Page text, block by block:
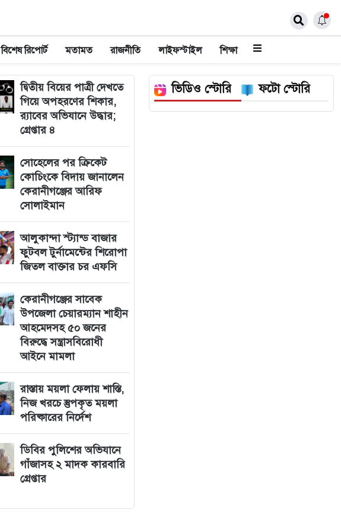
বিশেষ রিপোর্ট মতামত রাজনীতি লাইফস্টাইল শিক্ষা
দ্বিতীয় বিয়ের পাত্রী দেখতে
গিয়ে অপহরণের শিকার,
র‍্যাবের অভিযানে উদ্ধার;
গ্রেপ্তার ৪
সোহেলের পর ক্রিকেট
কোচিংকে বিদায় জানালেন
কেরানীগঞ্জের আরিফ
সোলাইমান
আলুকান্দা স্ট্যান্ড বাজার
ফুটবল টুর্নামেন্টের শিরোপা
জিতল বাক্তার চর এফসি
কেরানীগঞ্জের সাবেক
উপজেলা চেয়ারম্যান শাহীন
আহমেদসহ ৫০ জনের
বিরুদ্ধে সন্ত্রাসবিরোধী
আইনে মামলা
রাস্তায় ময়লা ফেলায় শাস্তি,
নিজ খরচে স্তুপকৃত ময়লা
পরিষ্কারের নির্দেশ
ডিবির পুলিশের অভিযানে
গাঁজাসহ ২ মাদক কারবারি
গ্রেপ্তার
ভিডিও স্টোরি ফটো স্টোরি